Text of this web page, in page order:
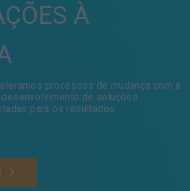
À
processos de mudança com a
desenvolvimento de soluções
para os resultados